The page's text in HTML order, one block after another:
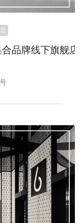
合品牌线下旗舰